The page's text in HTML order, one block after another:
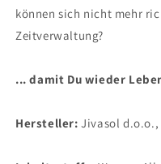
können sich nicht mehr
Zeitverwaltung?
... damit Du wieder
Hersteller: Jivasol d.o.o.,